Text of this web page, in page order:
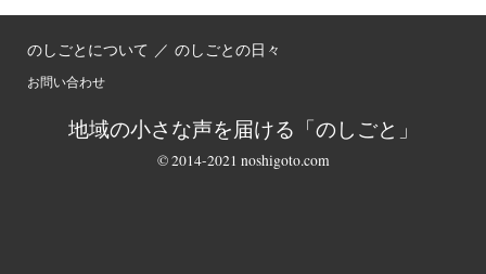
のしごとについて ／ のしごとの日々
お問い合わせ
地域の小さな声を届ける「のしごと」
© 2014-2021 noshigoto.com